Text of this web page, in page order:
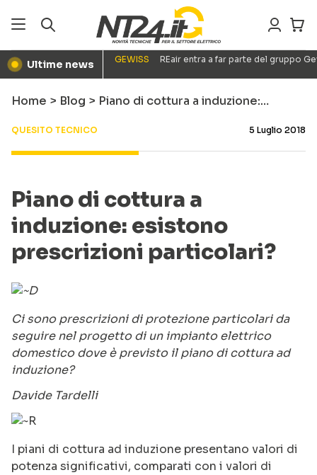
● Ultime news GEWISS REair entra a far parte del gruppo
Home > Blog > Piano di cottura a induzione:…
QUESITO TECNICO 5 Luglio 2018
Piano di cottura a
induzione: esistono
prescrizioni particolari?
Ci sono prescrizioni di protezione particolari da
seguire nel progetto di un impianto elettrico
domestico dove è previsto il piano di cottura ad
induzione?
Davide Tardelli
I piani di cottura ad induzione presentano valori di
potenza significativi, comparati con i valori di